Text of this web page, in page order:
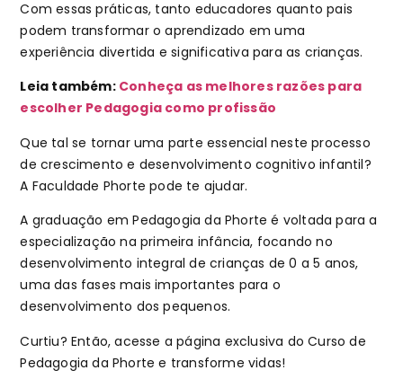
Com essas práticas, tanto educadores quanto pais
podem transformar o aprendizado em uma
experiência divertida e significativa para as crianças.
Leia também: Conheça as melhores razões para
escolher Pedagogia como profissão
Que tal se tornar uma parte essencial neste processo
de crescimento e desenvolvimento cognitivo infantil?
A Faculdade Phorte pode te ajudar.
A graduação em Pedagogia da Phorte é voltada para a
especialização na primeira infância, focando no
desenvolvimento integral de crianças de 0 a 5 anos,
uma das fases mais importantes para o
desenvolvimento dos pequenos.
Curtiu? Então, acesse a página exclusiva do Curso de
Pedagogia da Phorte e transforme vidas!